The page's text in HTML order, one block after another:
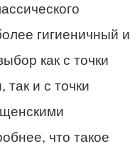
гигиеничный и
как с точки
и с точки
что такое